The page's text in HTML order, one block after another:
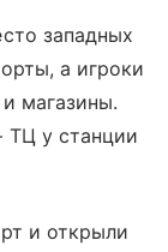
западных
а игроки
магазины.
ТЦ у станции
и открыли